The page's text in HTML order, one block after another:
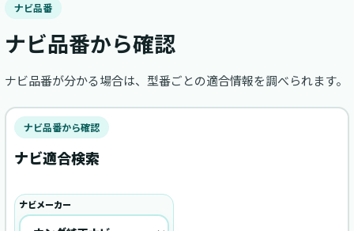
ナビ品番
ナビ品番から確認
ナビ品番が分かる場合は、型番ごとの適合情報を調べられます。
ナビ品番から確認
ナビ適合検索
ナビメーカー